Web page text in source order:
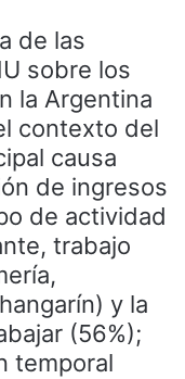
de las
sobre los
la Argentina
contexto del
causa
de ingresos
de actividad
trabajo
y la
(56%);
temporal